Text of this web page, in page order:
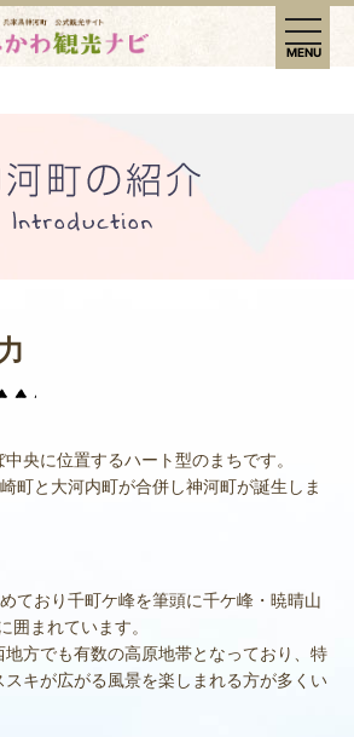
t
o
g
MENU
央に位置するハート型のまちです。
町と大河内町が合併し神河町が誕生しま
ており千町ケ峰を筆頭に千ケ峰・暁晴山
囲まれています。
方でも有数の高原地帯となっており、特
キが広がる風景を楽しまれる方が多くい